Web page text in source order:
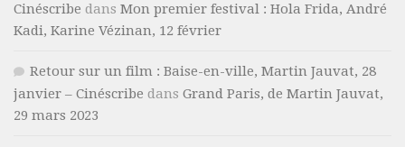
Cinéscribe dans Mon premier festival : Hola Frida, André
Kadi, Karine Vézinan, 12 février
Retour sur un film : Baise-en-ville, Martin Jauvat, 28
janvier – Cinéscribe dans Grand Paris, de Martin Jauvat,
29 mars 2023